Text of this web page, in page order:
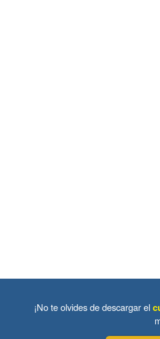
¡No te olvides de descargar el